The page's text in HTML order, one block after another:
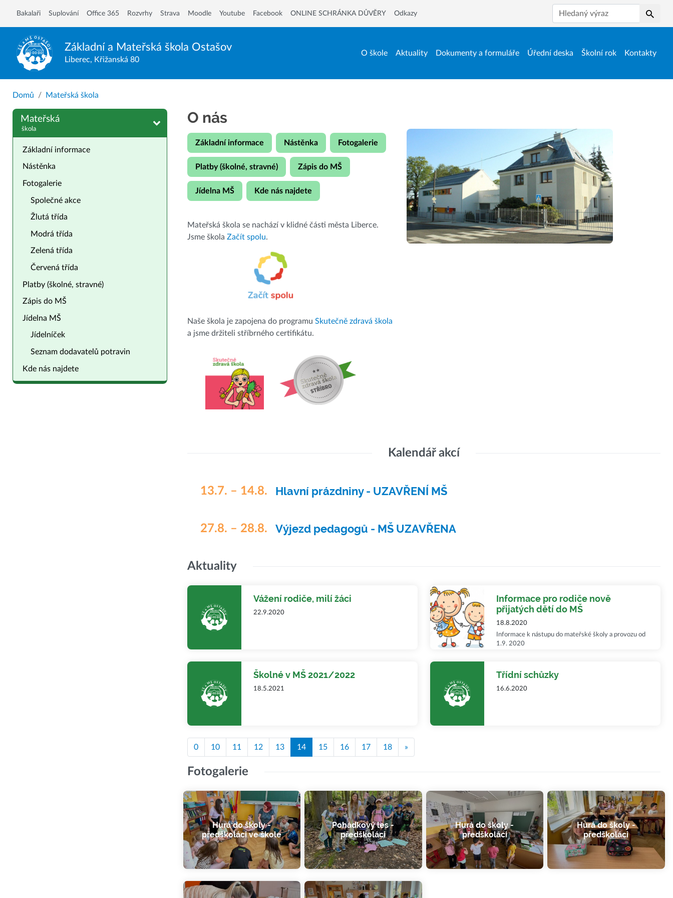
Základní a Mateřská škola Ostašov
Liberec, Křižanská 80
O škole Aktuality Dokumenty a formuláře Úřední deska Školní rok Kontakty
Bakalaři Suplování Office 365 Rozvrhy Strava Moodle Youtube Facebook ONLINE SCHRÁNKA DŮVĚRY Odkazy
Hledat
Domů Mateřská škola
Mateřská
škola
Základní informace
Nástěnka
Fotogalerie
Společné akce
Žlutá třída
Modrá třída
Zelená třída
Červená třída
Platby (školné, stravné)
Zápis do MŠ
Jídelna MŠ
Jídelníček
Seznam dodavatelů potravin
Kde nás najdete
O nás
Základní informace Nástěnka Fotogalerie
Platby (školné, stravné) Zápis do MŠ
Jídelna MŠ Kde nás najdete
Mateřská škola se nachází v klidné části města Liberce.
Jsme školaZačít spolu.
Naše škola je zapojena do programuSkutečně zdravá škola
a jsme držiteli stříbrného certifikátu.
Kalendář akcí
13.7. – 14.8. Hlavní prázdniny - UZAVŘENÍ MŠ
27.8. – 28.8. Výjezd pedagogů - MŠ UZAVŘENA
Aktuality
Vážení rodiče, milí žáci
22.9.2020
Informace pro rodiče nově
přijatých dětí do MŠ
18.8.2020
Informace k nástupu do mateřské školy a provozu od
1.9. 2020
Školné v MŠ 2021/2022
18.5.2021
Třídní schůzky
16.6.2020
0 10 11 12 13 14 15 16 17 18 »
Fotogalerie
Hurá do školy -
předškoláci ve škole
Pohádkový les -
předškoláci
Hurá do školy -
předškoláci
Hurá do školy -
předškoláci